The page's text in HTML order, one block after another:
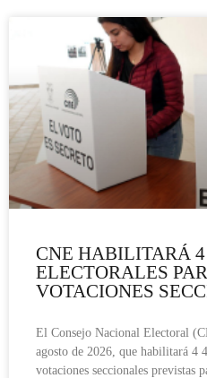
CNE HABILITARÁ
ELECTORALES
VOTACIONES
El Consejo Nacional Electoral
agosto de 2026, que habilitará 4
votaciones seccionales previstas